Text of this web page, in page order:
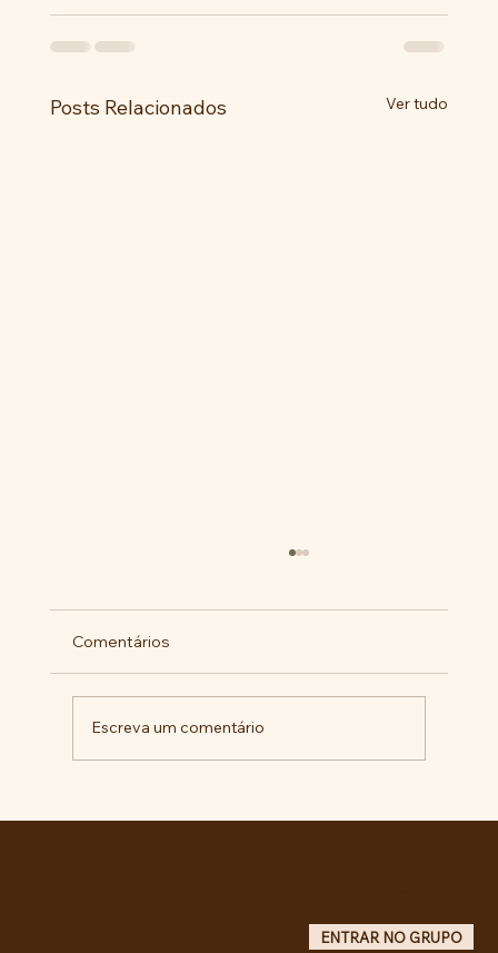
Posts Relacionados Ver tudo
Comentários
Escreva um comentário
ENTRAR NO GRUPO